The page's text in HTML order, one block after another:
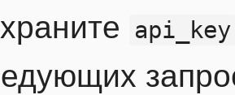
api_key